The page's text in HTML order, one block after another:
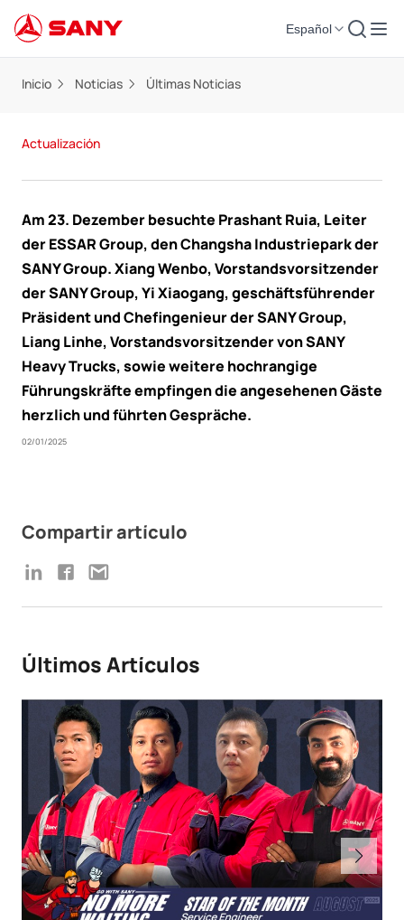
Español
Inicio Noticias Últimas Noticias
Actualización
Am 23. Dezember besuchte Prashant Ruia, Leiter
der ESSAR Group, den Changsha Industriepark der
SANY Group. Xiang Wenbo, Vorstandsvorsitzender
der SANY Group, Yi Xiaogang, geschäftsführender
Präsident und Chefingenieur der SANY Group,
Liang Linhe, Vorstandsvorsitzender von SANY
Heavy Trucks, sowie weitere hochrangige
Führungskräfte empfingen die angesehenen Gäste
herzlich und führten Gespräche.
02/01/2025
Compartir artículo
Últimos Artículos